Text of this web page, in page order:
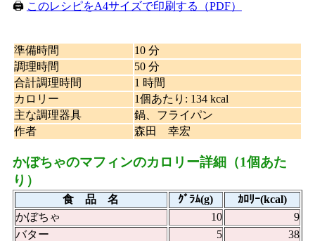
🖨️ このレシピをA4サイズで印刷する（PDF）
準備時間
10 分
調理時間
50 分
合計調理時間
1 時間
カロリー
1個あたり : 134 kcal
主な調理器具
鍋、フライパン
作者
森田 幸宏
かぼちゃのマフィンのカロリー詳細（1個あた
り）
食 品 名 ｸﾞﾗﾑ(g)
ｶﾛﾘｰ(kcal)
かぼちゃ
10
9
バター
5
38